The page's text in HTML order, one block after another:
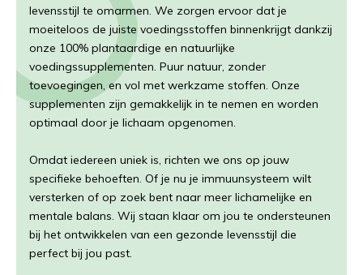
levensstijl te omarmen. We zorgen ervoor dat je
moeiteloos de juiste voedingsstoffen binnenkrijgt dankzij
onze 100% plantaardige en natuurlijke
voedingssupplementen. Puur natuur, zonder
toevoegingen, en vol met werkzame stoffen. Onze
supplementen zijn gemakkelijk in te nemen en worden
optimaal door je lichaam opgenomen.
Omdat iedereen uniek is, richten we ons op jouw
specifieke behoeften. Of je nu je immuunsysteem wilt
versterken of op zoek bent naar meer lichamelijke en
mentale balans. Wij staan klaar om jou te ondersteunen
bij het ontwikkelen van een gezonde levensstijl die
perfect bij jou past.